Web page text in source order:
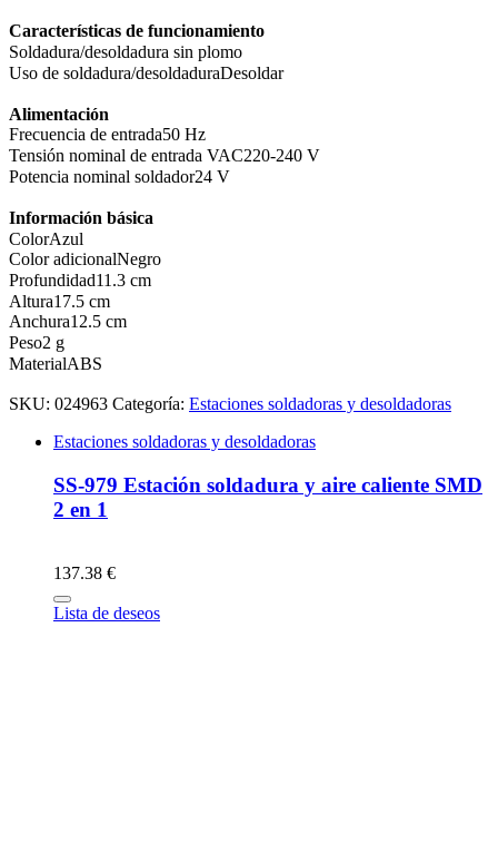
Características de funcionamiento
Soldadura/desoldadura sin plomo
Uso de soldadura/desoldaduraDesoldar
Alimentación
Frecuencia de entrada50 Hz
Tensión nominal de entrada VAC220-240 V
Potencia nominal soldador24 V
Información básica
ColorAzul
Color adicionalNegro
Profundidad11.3 cm
Altura17.5 cm
Anchura12.5 cm
Peso2 g
MaterialABS
SKU: 024963 Categoría: Estaciones soldadoras y desoldadoras
Estaciones soldadoras y desoldadoras
SS-979 Estación soldadura y aire caliente SMD
2 en 1
137.38 €
Lista de deseos